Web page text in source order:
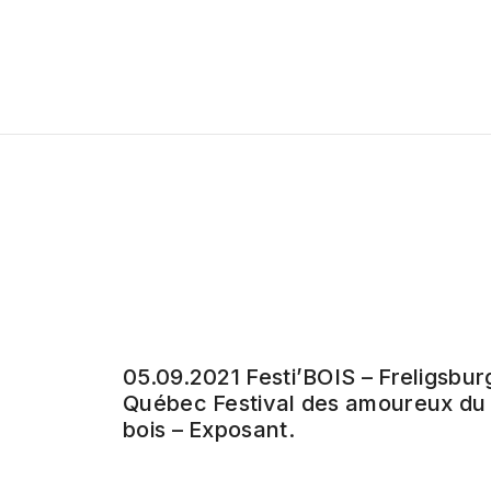
05.09.2021 Festi’BOIS –
Québec Festival des amoureux du
bois – Exposant.